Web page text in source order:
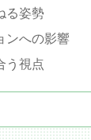
る姿勢
ンへの影響
う視点